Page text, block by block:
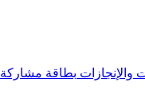
والإنجازات بطاقة مشاركة